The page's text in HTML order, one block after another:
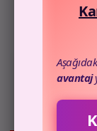
avantaj